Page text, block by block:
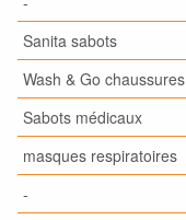
Sanita sabots
Wash & Go chaussures
Sabots médicaux
masques respiratoires
-